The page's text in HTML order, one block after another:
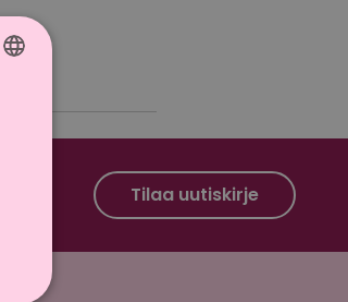
Instagram Tilaa uutiskirje